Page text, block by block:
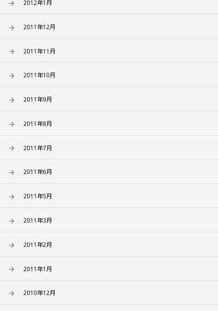
2012年1月
2011年12月
2011年11月
2011年10月
2011年9月
2011年8月
2011年7月
2011年6月
2011年5月
2011年3月
2011年2月
2011年1月
2010年12月